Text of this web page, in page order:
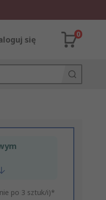
się
0
po 3 sztuk/i)*